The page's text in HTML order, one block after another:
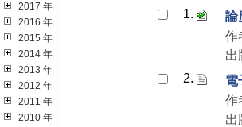
2017 年
2016 年
2015 年
2014 年
2013 年
2012 年
2011 年
2010 年
1.
論
作
出
2.
電
作
出